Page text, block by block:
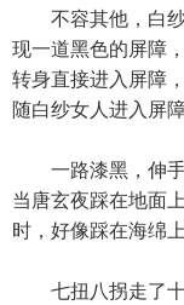
不容其他，白纱
现一道黑色的屏障，
转身直接进入屏障
随白纱女人进入屏障
一路漆黑，伸手
当唐玄夜踩在地面上
时，好像踩在海绵
七扭八拐走了十